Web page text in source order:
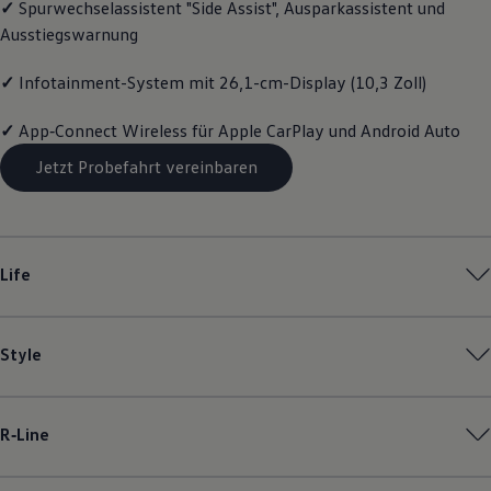
Magazin
Lifestyle
Familie
Elektromobilität
Pannen- und Unfallhilfe
Volkswagen Kundenbetreuung
✓ Spurwechselassistent "Side Assist", Ausparkassistent und
Ausstiegswarnung
✓ Infotainment-System mit 26,1-cm-Display (10,3 Zoll)
✓ App‑Connect Wireless für Apple CarPlay und Android Auto
Jetzt Probefahrt vereinbaren
Life
Style
R‑Line